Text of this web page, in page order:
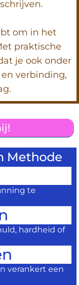
om in het
praktische
je ook onder
verbinding,
Methode
te
hardheid of
verankert een